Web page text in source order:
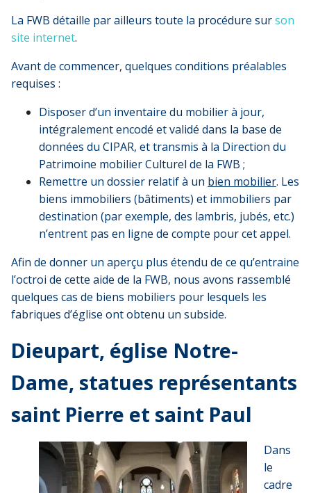
La FWB détaille par ailleurs toute la procédure surson
site internet.
Avant de commencer, quelques conditions préalables
requises :
Disposer d’un inventaire du mobilier à jour,
intégralement encodé et validé dans la base de
données du CIPAR, et transmis à la Direction du
Patrimoine mobilier Culturel de la FWB ;
Remettre un dossier relatif à un bien mobilier. Les
biens immobiliers (bâtiments) et immobiliers par
destination (par exemple, des lambris, jubés, etc.)
n’entrent pas en ligne de compte pour cet appel.
Afin de donner un aperçu plus étendu de ce qu’entraine
l’octroi de cette aide de la FWB, nous avons rassemblé
quelques cas de biens mobiliers pour lesquels les
fabriques d’église ont obtenu un subside.
Dieupart, église Notre-
Dame, statues représentants
saint Pierre et saint Paul
Dans
le
cadre